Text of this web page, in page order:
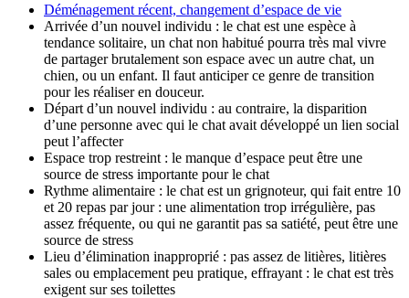
Déménagement récent, changement d’espace de vie
Arrivée d’un nouvel individu : le chat est une espèce à
tendance solitaire, un chat non habitué pourra très mal vivre
de partager brutalement son espace avec un autre chat, un
chien, ou un enfant. Il faut anticiper ce genre de transition
pour les réaliser en douceur.
Départ d’un nouvel individu : au contraire, la disparition
d’une personne avec qui le chat avait développé un lien social
peut l’affecter
Espace trop restreint : le manque d’espace peut être une
source de stress importante pour le chat
Rythme alimentaire : le chat est un grignoteur, qui fait entre 10
et 20 repas par jour : une alimentation trop irrégulière, pas
assez fréquente, ou qui ne garantit pas sa satiété, peut être une
source de stress
Lieu d’élimination inapproprié : pas assez de litières, litières
sales ou emplacement peu pratique, effrayant : le chat est très
exigent sur ses toilettes